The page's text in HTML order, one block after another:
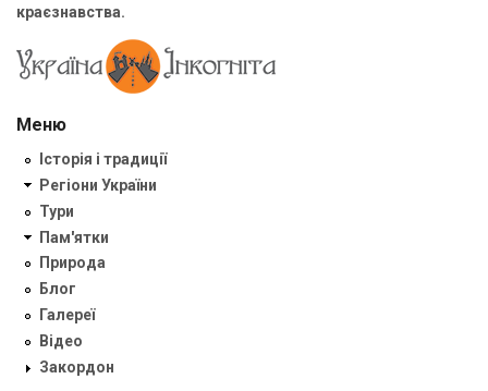
краєзнавства.
Меню
Історія і традиції
Регіони України
Тури
Пам'ятки
Природа
Блог
Галереї
Відео
Закордон